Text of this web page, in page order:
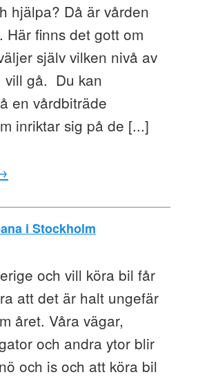
hjälpa? Då är vården
Här finns det gott om
själv vilken nivå av
vill gå. Du kan
en vårdbiträde
inriktar sig på de [...]
i Stockholm
och vill köra bil får
att det är halt ungefär
året. Våra vägar,
och andra ytor blir
och is och att köra bil